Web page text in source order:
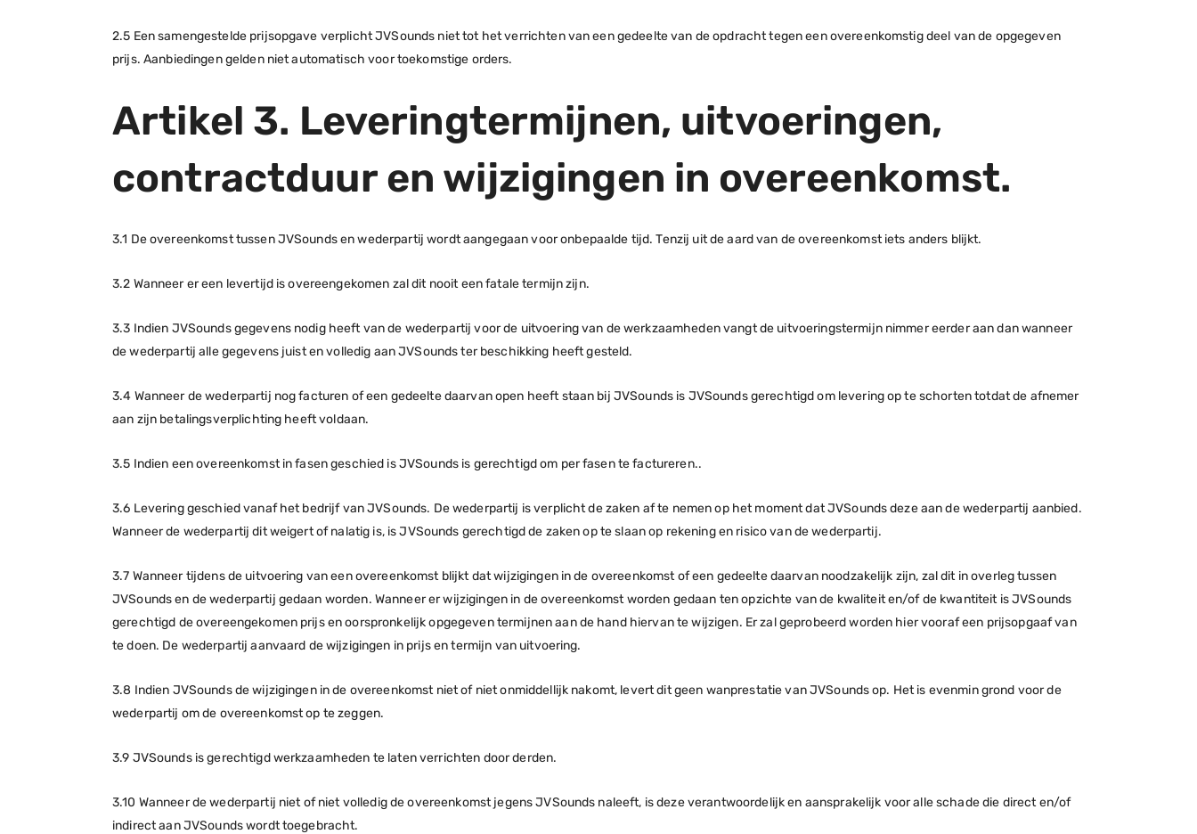
2.5 Een samengestelde prijsopgave verplicht JVSounds niet tot het verrichten van een gedeelte van de opdracht tegen een overeenkomstig deel van de opgegeven
prijs. Aanbiedingen gelden niet automatisch voor toekomstige orders.
Artikel 3. Leveringtermijnen, uitvoeringen,
contractduur en wijzigingen in overeenkomst.
3.1 De overeenkomst tussen JVSounds en wederpartij wordt aangegaan voor onbepaalde tijd. Tenzij uit de aard van de overeenkomst iets anders blijkt.
3.2 Wanneer er een levertijd is overeengekomen zal dit nooit een fatale termijn zijn.
3.3 Indien JVSounds gegevens nodig heeft van de wederpartij voor de uitvoering van de werkzaamheden vangt de uitvoeringstermijn nimmer eerder aan dan wanneer
de wederpartij alle gegevens juist en volledig aan JVSounds ter beschikking heeft gesteld.
3.4 Wanneer de wederpartij nog facturen of een gedeelte daarvan open heeft staan bij JVSounds is JVSounds gerechtigd om levering op te schorten totdat de afnemer
aan zijn betalingsverplichting heeft voldaan.
3.5 Indien een overeenkomst in fasen geschied is JVSounds is gerechtigd om per fasen te factureren..
3.6 Levering geschied vanaf het bedrijf van JVSounds. De wederpartij is verplicht de zaken af te nemen op het moment dat JVSounds deze aan de wederpartij aanbied.
Wanneer de wederpartij dit weigert of nalatig is, is JVSounds gerechtigd de zaken op te slaan op rekening en risico van de wederpartij.
3.7 Wanneer tijdens de uitvoering van een overeenkomst blijkt dat wijzigingen in de overeenkomst of een gedeelte daarvan noodzakelijk zijn, zal dit in overleg tussen
JVSounds en de wederpartij gedaan worden. Wanneer er wijzigingen in de overeenkomst worden gedaan ten opzichte van de kwaliteit en/of de kwantiteit is JVSounds
gerechtigd de overeengekomen prijs en oorspronkelijk opgegeven termijnen aan de hand hiervan te wijzigen. Er zal geprobeerd worden hier vooraf een prijsopgaaf van
te doen. De wederpartij aanvaard de wijzigingen in prijs en termijn van uitvoering.
3.8 Indien JVSounds de wijzigingen in de overeenkomst niet of niet onmiddellijk nakomt, levert dit geen wanprestatie van JVSounds op. Het is evenmin grond voor de
wederpartij om de overeenkomst op te zeggen.
3.9 JVSounds is gerechtigd werkzaamheden te laten verrichten door derden.
3.10 Wanneer de wederpartij niet of niet volledig de overeenkomst jegens JVSounds naleeft, is deze verantwoordelijk en aansprakelijk voor alle schade die direct en/of
indirect aan JVSounds wordt toegebracht.